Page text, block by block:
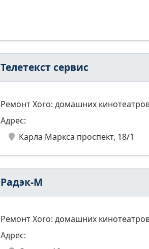
Телетекст сервис
Ремонт Xoro: домашних
Адрес:
Карла Маркса проспект, 18/1
Радэк-М
Ремонт Xoro: домашних
Адрес: